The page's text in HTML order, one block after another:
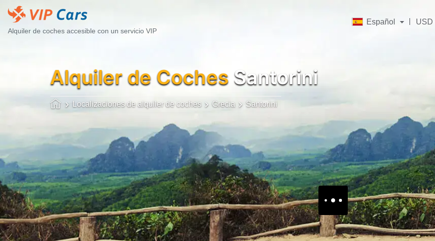
Alquiler de coches accesible con un servicio VIP
Español USD
Alquiler de Coches Santorini
Localizaciones de alquiler de coches Grecia Santorini